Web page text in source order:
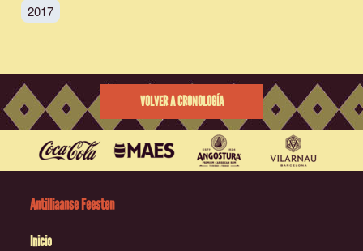
2017
VOLVER A CRONOLOGÍA
Antilliaanse Feesten
Inicio